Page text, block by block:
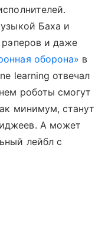
Баха и
рэперов и даже
оборона» в
learning отвечал
роботы смогут
минимум, станут
А может
лейбл с